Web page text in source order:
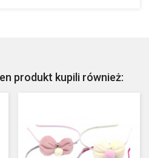
produkt kupili również: